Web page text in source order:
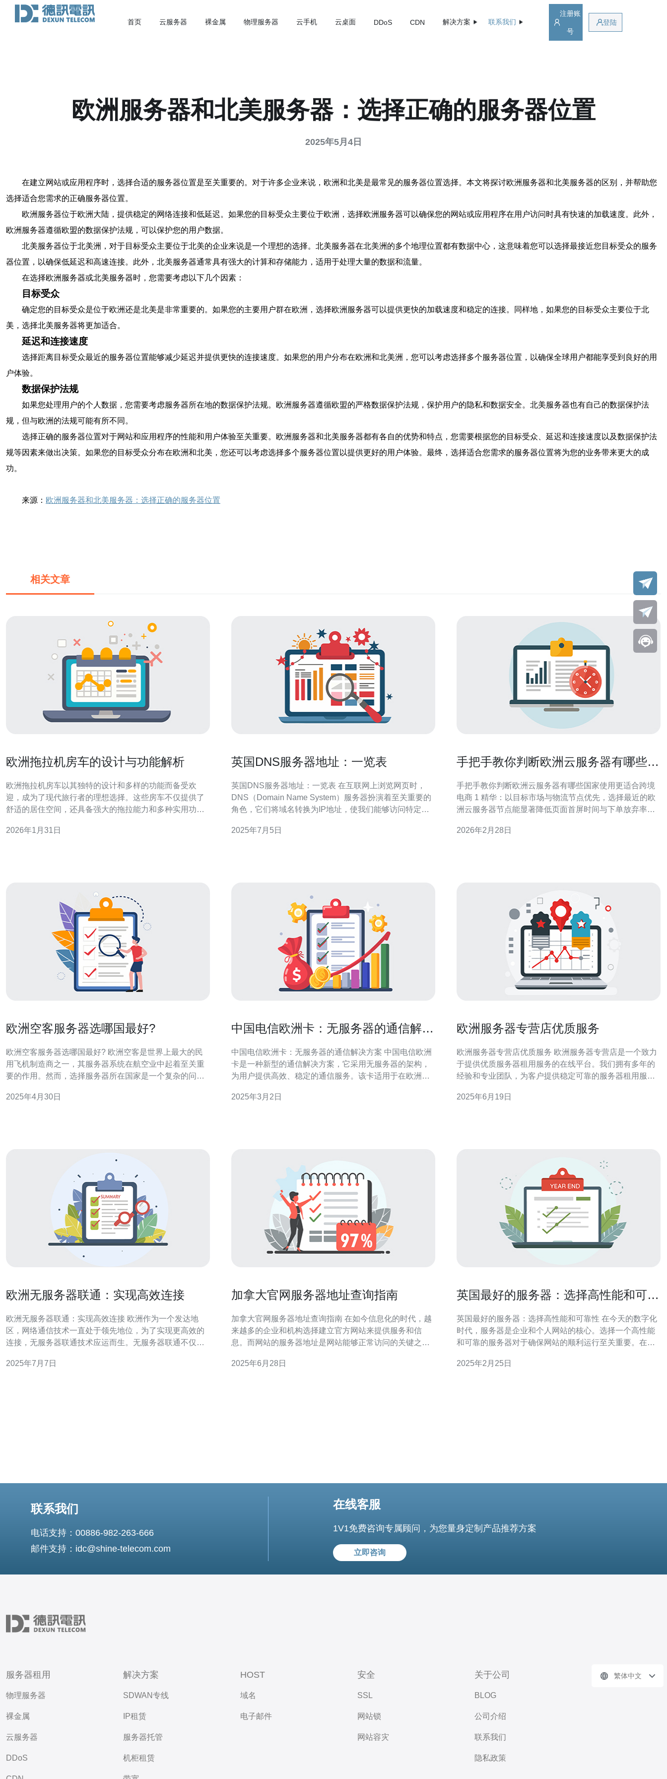
首页 云服务器 裸金属 物理服务器 云手机 云桌面 DDoS CDN 解决方案 联系我们
注册账
号
登陆
欧洲服务器和北美服务器：选择正确的服务器位置
2025年5月4日
在建立网站或应用程序时，选择合适的服务器位置是至关重要的。对于许多企业来说，欧洲和北美是最常见的服务器位置选择。本文将探讨欧洲服务器和北美服务器的区别，并帮助您
选择适合您需求的正确服务器位置。
欧洲服务器位于欧洲大陆，提供稳定的网络连接和低延迟。如果您的目标受众主要位于欧洲，选择欧洲服务器可以确保您的网站或应用程序在用户访问时具有快速的加载速度。此外，
欧洲服务器遵循欧盟的数据保护法规，可以保护您的用户数据。
北美服务器位于北美洲，对于目标受众主要位于北美的企业来说是一个理想的选择。北美服务器在北美洲的多个地理位置都有数据中心，这意味着您可以选择最接近您目标受众的服务
器位置，以确保低延迟和高速连接。此外，北美服务器通常具有强大的计算和存储能力，适用于处理大量的数据和流量。
在选择欧洲服务器或北美服务器时，您需要考虑以下几个因素：
目标受众
确定您的目标受众是位于欧洲还是北美是非常重要的。如果您的主要用户群在欧洲，选择欧洲服务器可以提供更快的加载速度和稳定的连接。同样地，如果您的目标受众主要位于北
美，选择北美服务器将更加适合。
延迟和连接速度
选择距离目标受众最近的服务器位置能够减少延迟并提供更快的连接速度。如果您的用户分布在欧洲和北美洲，您可以考虑选择多个服务器位置，以确保全球用户都能享受到良好的用
户体验。
数据保护法规
如果您处理用户的个人数据，您需要考虑服务器所在地的数据保护法规。欧洲服务器遵循欧盟的严格数据保护法规，保护用户的隐私和数据安全。北美服务器也有自己的数据保护法
规，但与欧洲的法规可能有所不同。
选择正确的服务器位置对于网站和应用程序的性能和用户体验至关重要。欧洲服务器和北美服务器都有各自的优势和特点，您需要根据您的目标受众、延迟和连接速度以及数据保护法
规等因素来做出决策。如果您的目标受众分布在欧洲和北美，您还可以考虑选择多个服务器位置以提供更好的用户体验。最终，选择适合您需求的服务器位置将为您的业务带来更大的成
功。
来源： 欧洲服务器和北美服务器：选择正确的服务器位置
相关文章
欧洲拖拉机房车的设计与功能解析
欧洲拖拉机房车以其独特的设计和多样的功能而备受欢
迎，成为了现代旅行者的理想选择。这些房车不仅提供了
舒适的居住空间，还具备强大的拖拉能力和多种实用功
势以及其在市场中的地位，帮助您更好地了解这一领域。
2026年1月31日
英国DNS服务器地址：一览表
英国DNS服务器地址：一览表 在互联网上浏览网页时，
DNS（Domain Name System）服务器扮演着至关重要的
角色，它们将域名转换为IP地址，使我们能够访问特定网
帮助您更快地解决网络连接问题。 以下是一些英国常用的
2025年7月5日
手把手教你判断欧洲云服务器有哪些国
手把手教你判断欧洲云服务器有哪些国家使用更适合跨境
电商 1 精华：以目标市场与物流节点优先，选择最近的欧
洲云服务器节点能显著降低页面首屏时间与下单放弃率。
需平衡，单纯追求低价往往埋隐患。 3 精华：最佳实践是
2026年2月28日
欧洲空客服务器选哪国最好?
欧洲空客服务器选哪国最好? 欧洲空客是世界上最大的民
用飞机制造商之一，其服务器系统在航空业中起着至关重
要的作用。然而，选择服务器所在国家是一个复杂的问
靠性等。本文将探讨欧洲空客服务器选哪个国家最好，并
2025年4月30日
中国电信欧洲卡：无服务器的通信解决
中国电信欧洲卡：无服务器的通信解决方案 中国电信欧洲
卡是一种新型的通信解决方案，它采用无服务器的架构，
为用户提供高效、稳定的通信服务。该卡适用于在欧洲地
式。 与传统的通信服务相比，中国电信欧洲卡采用了无服
2025年3月2日
欧洲服务器专营店优质服务
欧洲服务器专营店优质服务 欧洲服务器专营店是一个致力
于提供优质服务器租用服务的在线平台。我们拥有多年的
经验和专业团队，为客户提供稳定可靠的服务器租用服
最合适的服务器解决方案。 欧洲服务器专营店有着诸多优
2025年6月19日
欧洲无服务器联通：实现高效连接
欧洲无服务器联通：实现高效连接 欧洲作为一个发达地
区，网络通信技术一直处于领先地位，为了实现更高效的
连接，无服务器联通技术应运而生。无服务器联通不仅能
络通信更加智能和便捷。 无服务器联通技术是指利用云服
2025年7月7日
加拿大官网服务器地址查询指南
加拿大官网服务器地址查询指南 在如今信息化的时代，越
来越多的企业和机构选择建立官方网站来提供服务和信
息。而网站的服务器地址是网站能够正常访问的关键之
户访问加拿大相关网站。 要查询加拿大官网服务器地址，
2025年6月28日
英国最好的服务器：选择高性能和可靠
英国最好的服务器：选择高性能和可靠性 在今天的数字化
时代，服务器是企业和个人网站的核心。选择一个高性能
和可靠的服务器对于确保网站的顺利运行至关重要。在英
务。本文将介绍英国最好的服务器供应商以及他们所提供
2025年2月25日
联系我们
电话支持：00886-982-263-666
邮件支持：idc@shine-telecom.com
在线客服
1V1免费咨询专属顾问，为您量身定制产品推荐方案
立即咨询
服务器租用
物理服务器
裸金属
云服务器
DDoS
解决方案
SDWAN专线
IP租赁
服务器托管
机柜租赁
HOST
域名
电子邮件
安全
SSL
网站锁
网站容灾
关于公司
BLOG
公司介绍
联系我们
隐私政策
繁体中文